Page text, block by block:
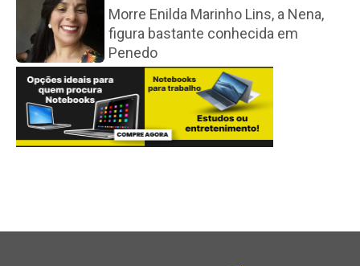
Morre Enilda Marinho Lins, a Nena,
figura bastante conhecida em
Penedo